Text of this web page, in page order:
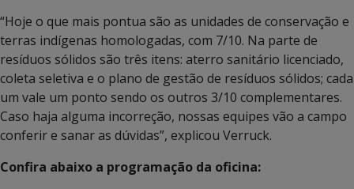
“Hoje o que mais pontua são as unidades de conservação e
terras indígenas homologadas, com 7/10. Na parte de
resíduos sólidos são três itens: aterro sanitário licenciado,
coleta seletiva e o plano de gestão de resíduos sólidos; cada
um vale um ponto sendo os outros 3/10 complementares.
Caso haja alguma incorreção, nossas equipes vão a campo
conferir e sanar as dúvidas”, explicou Verruck.
Confira abaixo a programação da oficina: